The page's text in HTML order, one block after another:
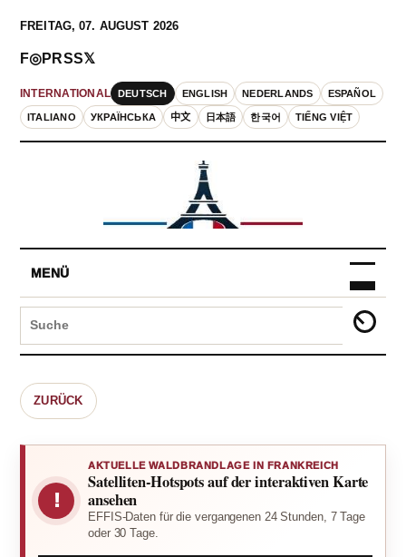
FREITAG, 07. AUGUST 2026
INTERNATIONAL DEUTSCH ENGLISH NEDERLANDS ESPAÑOL
ITALIANO УКРАЇНСЬКА 中文 日本語 한국어 TIẾNG VIỆT
F◎PRSS𝕏
MENÜ
ZURÜCK
!
AKTUELLE WALDBRANDLAGE IN FRANKREICH
Satelliten-Hotspots auf der interaktiven Karte
ansehen
EFFIS-Daten für die vergangenen 24 Stunden, 7 Tage
oder 30 Tage.